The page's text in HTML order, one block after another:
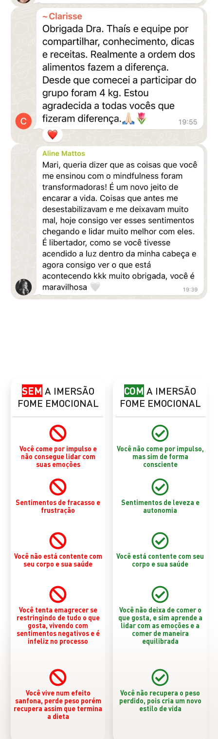
SEM A IMERSÃO
FOME EMOCIONAL
Você come por impulso e
não consegue lidar com
suas emoções
Sentimentos de fracasso e
frustração
Você não está contente com
seu corpo e sua saúde
Você tenta emagrecer se
restringindo de tudo o que
gosta, vivendo com
sentimentos negativos e é
infeliz no processo
Você vive num efeito
sanfona, perde peso porém
recupera assim que termina
a dieta
COM A IMERSÃO
FOME EMOCIONAL
Você não come por impulso,
mas sim de forma
consciente
Sentimentos de leveza e
autonomia
Você está contente com seu
corpo e sua saúde
Você não deixa de comer o
que gosta, e sim aprende a
lidar com as emoções e a
comer de maneira
equilibrada
Você não recupera o peso
perdido, pois cria um novo
estilo de vida